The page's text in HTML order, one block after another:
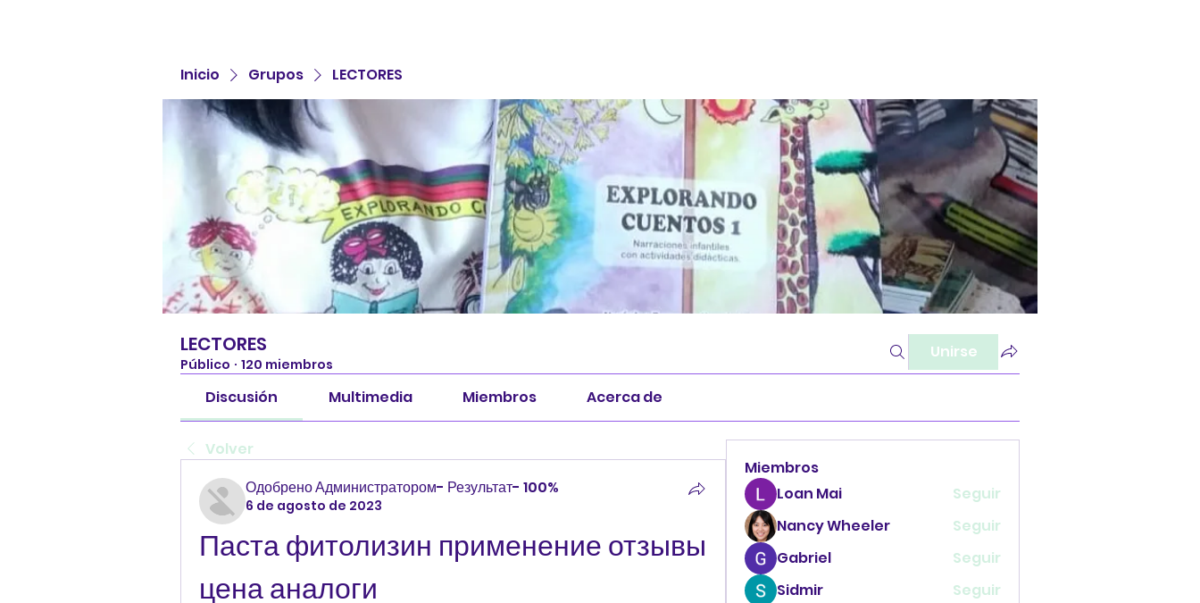
Inicio Grupos LECTORES
LECTORES
Público · 120 miembros
Unirse
Discusión Multimedia Miembros Acerca de
Volver
Одобрено Администратором- Результат- 100%
6 de agosto de 2023
Паста фитолизин применение отзывы
цена аналоги
Miembros
Loan Mai
Seguir
Nancy Wheeler
Seguir
Gabriel
Seguir
Sidmir
Seguir